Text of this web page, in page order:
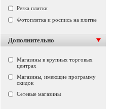
Резка плитки
Фотоплитка и роспись на плитке
Дополнительно
Магазины в крупных торговых
центрах
Магазины, имеющие программу
скидок
Сетевые магазины